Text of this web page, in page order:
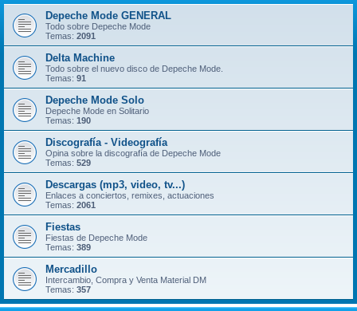
Depeche Mode GENERAL
Todo sobre Depeche Mode
Temas: 2091
Delta Machine
Todo sobre el nuevo disco de Depeche Mode.
Temas: 91
Depeche Mode Solo
Depeche Mode en Solitario
Temas: 190
Discografía - Videografía
Opina sobre la discografía de Depeche Mode
Temas: 529
Descargas (mp3, video, tv...)
Enlaces a conciertos, remixes, actuaciones
Temas: 2061
Fiestas
Fiestas de Depeche Mode
Temas: 389
Mercadillo
Intercambio, Compra y Venta Material DM
Temas: 357